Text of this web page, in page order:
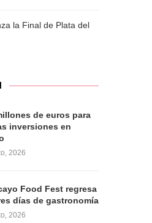
la Final de Plata del
de euros para
inversiones en
2026
Food Fest regresa
días de gastronomía
2026